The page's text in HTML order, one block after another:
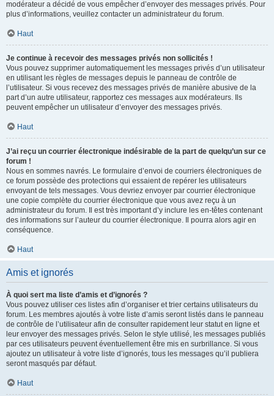
modérateur a décidé de vous empêcher d’envoyer des messages privés. Pour
plus d’informations, veuillez contacter un administrateur du forum.
Haut
Je continue à recevoir des messages privés non sollicités !
Vous pouvez supprimer automatiquement les messages privés d’un utilisateur
en utilisant les règles de messages depuis le panneau de contrôle de
l’utilisateur. Si vous recevez des messages privés de manière abusive de la
part d’un autre utilisateur, rapportez ces messages aux modérateurs. Ils
peuvent empêcher un utilisateur d’envoyer des messages privés.
Haut
J’ai reçu un courrier électronique indésirable de la part de quelqu’un sur ce
forum !
Nous en sommes navrés. Le formulaire d’envoi de courriers électroniques de
ce forum possède des protections qui essaient de repérer les utilisateurs
envoyant de tels messages. Vous devriez envoyer par courrier électronique
une copie complète du courrier électronique que vous avez reçu à un
administrateur du forum. Il est très important d’y inclure les en-têtes contenant
des informations sur l’auteur du courrier électronique. Il pourra alors agir en
conséquence.
Haut
Amis et ignorés
À quoi sert ma liste d’amis et d’ignorés ?
Vous pouvez utiliser ces listes afin d’organiser et trier certains utilisateurs du
forum. Les membres ajoutés à votre liste d’amis seront listés dans le panneau
de contrôle de l’utilisateur afin de consulter rapidement leur statut en ligne et
leur envoyer des messages privés. Selon le style utilisé, les messages publiés
par ces utilisateurs peuvent éventuellement être mis en surbrillance. Si vous
ajoutez un utilisateur à votre liste d’ignorés, tous les messages qu’il publiera
seront masqués par défaut.
Haut